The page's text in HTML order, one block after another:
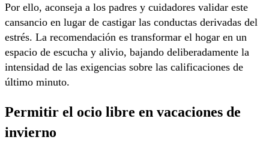
Por ello, aconseja a los padres y cuidadores validar este
cansancio en lugar de castigar las conductas derivadas del
estrés. La recomendación es transformar el hogar en un
espacio de escucha y alivio, bajando deliberadamente la
intensidad de las exigencias sobre las calificaciones de
último minuto.
Permitir el ocio libre en vacaciones de
invierno